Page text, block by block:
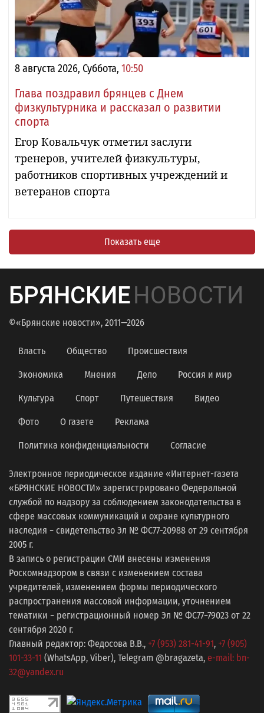
8 августа 2026, Суббота, 10:50
Глава поздравил брянцев с Днем
физкультурника и рассказал о развитии
спорта
Егор Ковальчук отметил заслуги
тренеров, учителей физкультуры,
работников спортивных учреждений и
ветеранов спорта
Показать еще
БРЯНСКИЕНОВОСТИ
©«Брянские новости», 2011—2026
Власть Общество Происшествия
Экономика Мнения Дело Россия и мир
Культура Спорт Путешествия Видео
Фото О газете Реклама
Политика конфиденциальности Согласие
Электронное периодическое издание «Интернет-газета
«БРЯНСКИЕ НОВОСТИ» зарегистрировано Федеральной
службой по надзору за соблюдением законодательства в
сфере массовых коммуникаций и охране культурного
наследия − свидетельство Эл № ФС77-20988 от 29 сентября
2005 г.
В запись о регистрации СМИ внесены изменения
Роскомнадзором в связи с изменением состава
учредителей, изменением формы периодического
распространения массовой информации, уточнением
тематики − регистрационный номер Эл № ФС77−79023 от 22
сентября 2020 г.
Главный редактор: Федосова В.В., +7 (953) 281-41-91, +7 (905)
101-33-11 (WhatsApp, Viber), Telegram @bragazeta, e-mail: bn-
32@yandex.ru